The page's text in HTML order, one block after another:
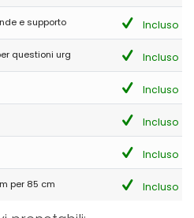
JAMMER DAT DE PADEL BAAN MET
WAS
GRANDI GRUPPI, TUTTO È
CONGELATORI, CAMERE
BEL GIARDINO CON SUPER
2024 - Norvegia :
children, children-in-law and
e supporto Incluso
questioni urg Incluso
Incluso
Incluso
Incluso
per 85 cm Incluso